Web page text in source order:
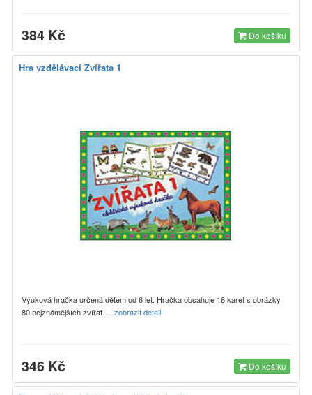
384 Kč Do košíku
Hra vzdělávací Zvířata 1
Výuková hračka určená dětem od 6 let. Hračka obsahuje 16 karet s obrázky
80 nejznámějších zvířat… zobrazit detail
346 Kč Do košíku